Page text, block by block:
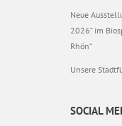
Neue
2026“ im
Rhön“
Unsere
SOCIAL